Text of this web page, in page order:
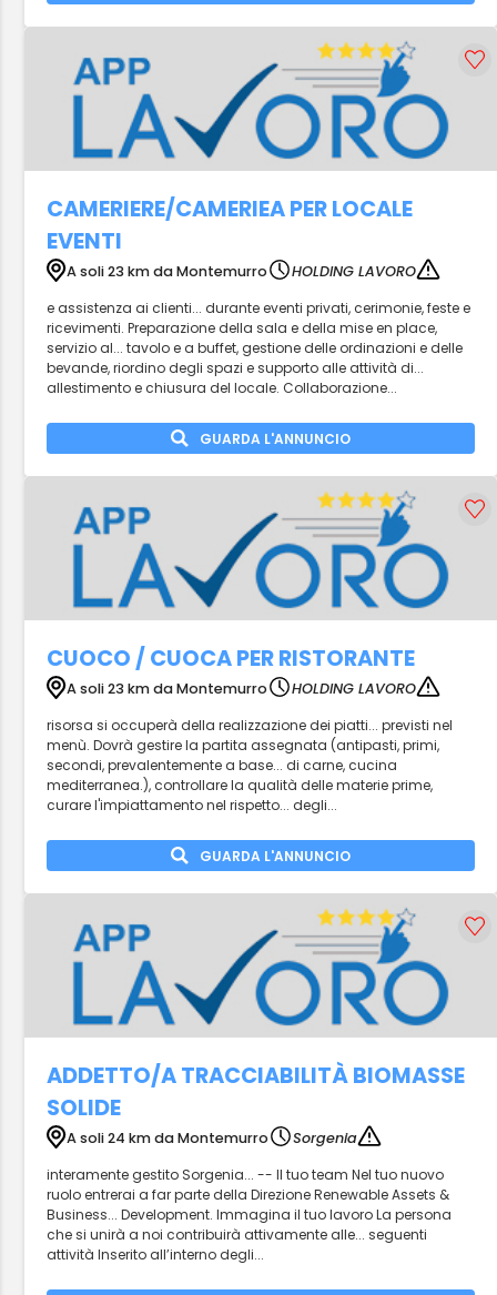
CAMERIERE/CAMERIEA PER LOCALE
EVENTI
A soli 23 km da Montemurro
HOLDING LAVORO
e assistenza ai clienti... durante eventi privati, cerimonie, feste e
ricevimenti. Preparazione della sala e della mise en place,
servizio al... tavolo e a buffet, gestione delle ordinazioni e delle
bevande, riordino degli spazi e supporto alle attività di...
allestimento e chiusura del locale. Collaborazione...
GUARDA L'ANNUNCIO
CUOCO / CUOCA PER RISTORANTE
A soli 23 km da Montemurro
HOLDING LAVORO
risorsa si occuperà della realizzazione dei piatti... previsti nel
menù. Dovrà gestire la partita assegnata (antipasti, primi,
secondi, prevalentemente a base... di carne, cucina
mediterranea.), controllare la qualità delle materie prime,
curare l'impiattamento nel rispetto... degli...
GUARDA L'ANNUNCIO
ADDETTO/A TRACCIABILITÀ BIOMASSE
SOLIDE
A soli 24 km da Montemurro
Sorgenia
interamente gestito Sorgenia... -- Il tuo team Nel tuo nuovo
ruolo entrerai a far parte della Direzione Renewable Assets &
Business... Development. Immagina il tuo lavoro La persona
che si unirà a noi contribuirà attivamente alle... seguenti
attività Inserito all’interno degli...